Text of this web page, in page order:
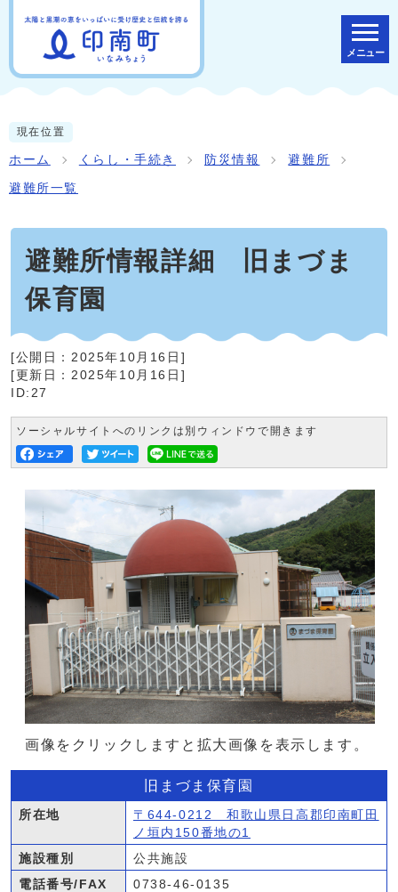
メニュー
現在位置
ホーム くらし・手続き 防災情報 避難所
避難所一覧
避難所情報詳細 旧まづま
保育園
[公開日： 2025年10月16日 ]
[更新日： 2025年10月16日 ]
ID:27
ソーシャルサイトへのリンクは別ウィンドウで開きます
画像をクリックしますと拡大画像を表示します。
旧まづま保育園
所在地
〒644-0212 和歌山県日高郡印南町田
ノ垣内150番地の1
施設種別
公共施設
電話番号/FAX
0738-46-0135